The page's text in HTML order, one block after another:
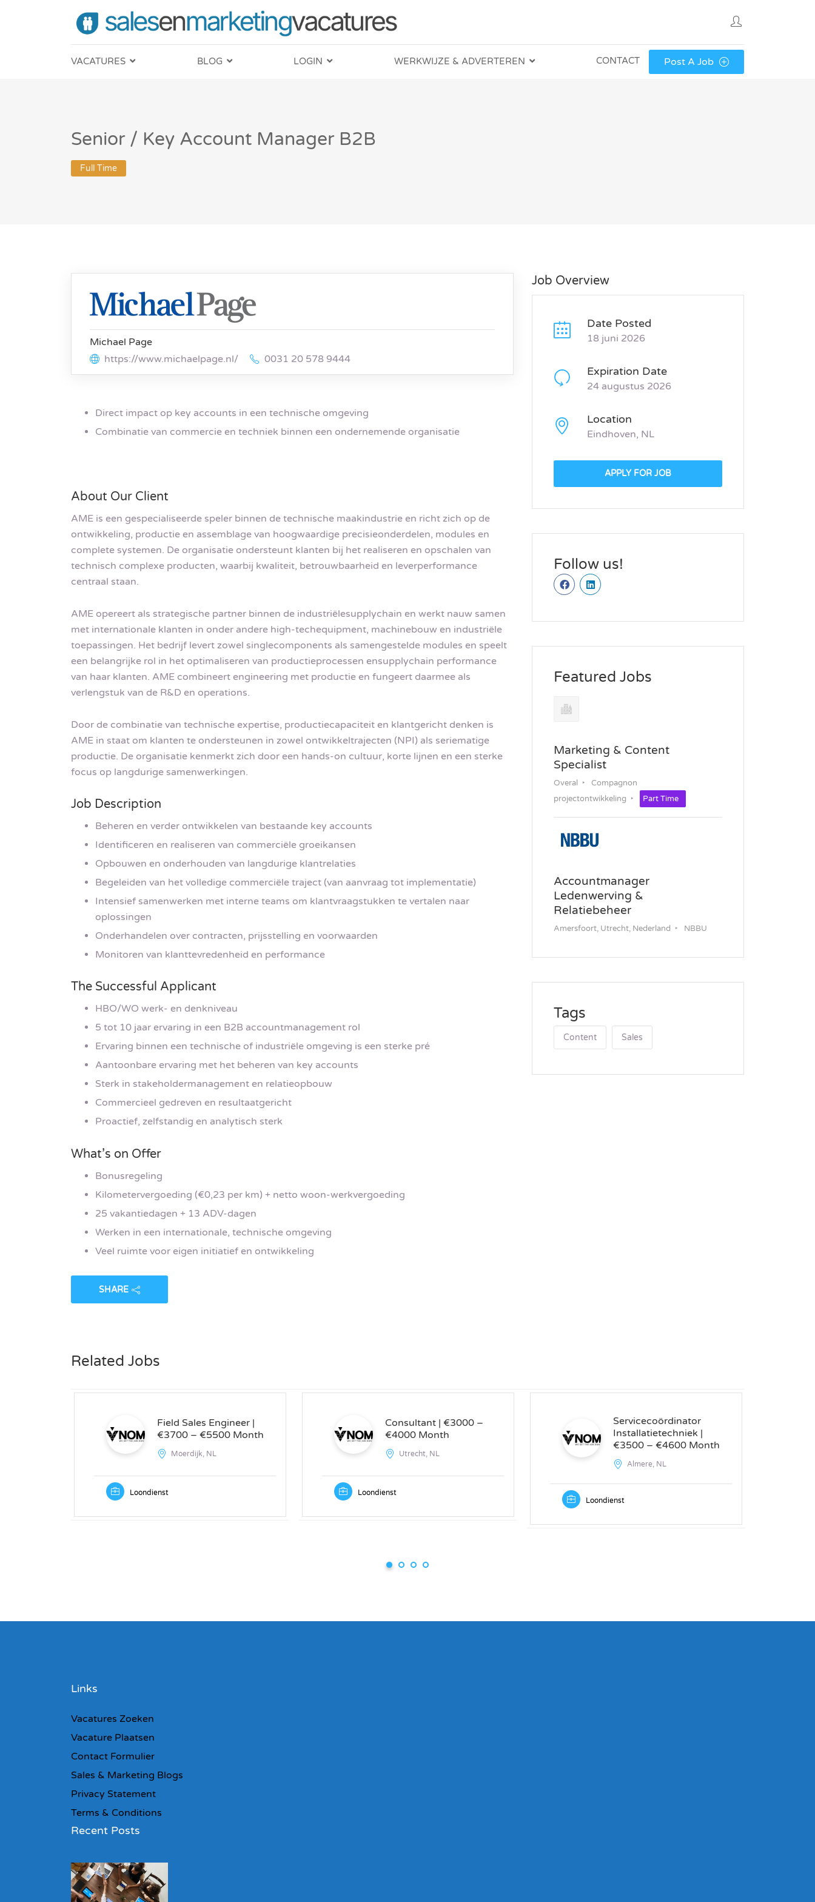
VACATURES BLOG LOGIN WERKWIJZE & ADVERTEREN CONTACT Post A Job
Senior / Key Account Manager B2B
Full Time
Michael Page
https://www.michaelpage.nl/
0031 20 578 9444
Direct impact op key accounts in een technische omgeving
Combinatie van commercie en techniek binnen een ondernemende organisatie
About Our Client
AME is een gespecialiseerde speler binnen de technische maakindustrie en richt zich op de
ontwikkeling, productie en assemblage van hoogwaardige precisieonderdelen, modules en
complete systemen. De organisatie ondersteunt klanten bij het realiseren en opschalen van
technisch complexe producten, waarbij kwaliteit, betrouwbaarheid en leverperformance
centraal staan.
AME opereert als strategische partner binnen de industriëlesupplychain en werkt nauw samen
met internationale klanten in onder andere high-techequipment, machinebouw en industriële
toepassingen. Het bedrijf levert zowel singlecomponents als samengestelde modules en speelt
een belangrijke rol in het optimaliseren van productieprocessen ensupplychain performance
van haar klanten. AME combineert engineering met productie en fungeert daarmee als
verlengstuk van de R&D en operations.
Door de combinatie van technische expertise, productiecapaciteit en klantgericht denken is
AME in staat om klanten te ondersteunen in zowel ontwikkeltrajecten (NPI) als seriematige
productie. De organisatie kenmerkt zich door een hands-on cultuur, korte lijnen en een sterke
focus op langdurige samenwerkingen.
Job Description
Beheren en verder ontwikkelen van bestaande key accounts
Identificeren en realiseren van commerciële groeikansen
Opbouwen en onderhouden van langdurige klantrelaties
Begeleiden van het volledige commerciële traject (van aanvraag tot implementatie)
Intensief samenwerken met interne teams om klantvraagstukken te vertalen naar
oplossingen
Onderhandelen over contracten, prijsstelling en voorwaarden
Monitoren van klanttevredenheid en performance
The Successful Applicant
HBO/WO werk- en denkniveau
5 tot 10 jaar ervaring in een B2B accountmanagement rol
Ervaring binnen een technische of industriële omgeving is een sterke pré
Aantoonbare ervaring met het beheren van key accounts
Sterk in stakeholdermanagement en relatieopbouw
Commercieel gedreven en resultaatgericht
Proactief, zelfstandig en analytisch sterk
What’s on Offer
Bonusregeling
Kilometervergoeding (€0,23 per km) + netto woon-werkvergoeding
25 vakantiedagen + 13 ADV-dagen
Werken in een internationale, technische omgeving
Veel ruimte voor eigen initiatief en ontwikkeling
SHARE
Job Overview
Date Posted
18 juni 2026
Expiration Date
24 augustus 2026
Location
Eindhoven, NL
APPLY FOR JOB
Follow us!
Featured Jobs
Marketing & Content
Specialist
Overal
Compagnon
projectontwikkeling
Part Time
Accountmanager
Ledenwerving &
Relatiebeheer
Amersfoort, Utrecht, Nederland NBBU
Tags
Content Sales
Related Jobs
Field Sales Engineer |
€3700 – €5500 Month
Moerdijk, NL
Loondienst
Consultant | €3000 –
€4000 Month
Utrecht, NL
Loondienst
Servicecoördinator
Installatietechniek |
€3500 – €4600 Month
Almere, NL
Loondienst
Links
Vacatures Zoeken
Vacature Plaatsen
Contact Formulier
Sales & Marketing Blogs
Privacy Statement
Terms & Conditions
Recent Posts